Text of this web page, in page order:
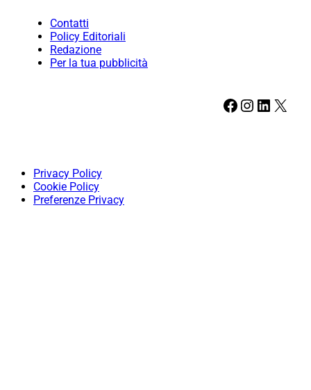
Contatti
Policy Editoriali
Redazione
Per la tua pubblicità
Facebook Instagram LinkedIn X
Privacy Policy
Cookie Policy
Preferenze Privacy